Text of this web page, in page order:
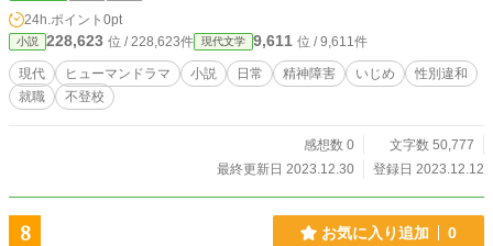
24h.ポイント 0pt
小説 228,623 位 / 228,623件 現代文学 9,611 位 / 9,611件
現代 ヒューマンドラマ 小説 日常 精神障害 いじめ
性別違和
就職
不登校
感想数 0
文字数 50,777
最終更新日 2023.12.30
登録日 2023.12.12
8 お気に入り追加 0